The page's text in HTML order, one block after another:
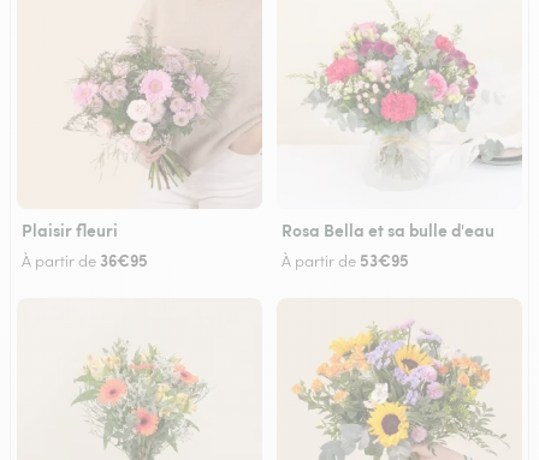
Plaisir fleuri
À partir de 36€95
Rosa Bella et sa bulle d'eau
À partir de 53€95